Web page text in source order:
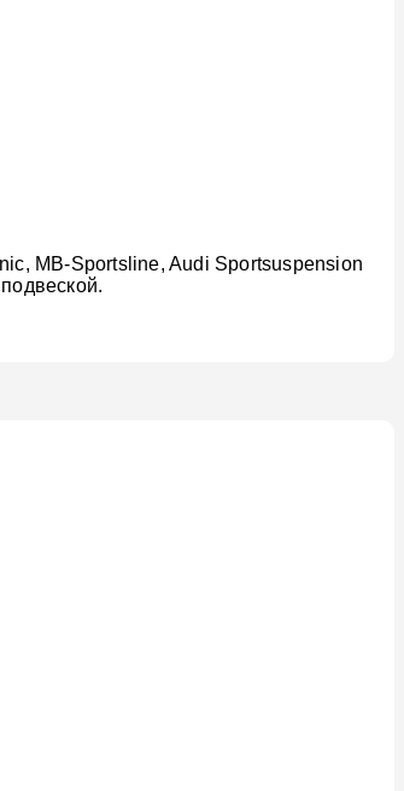
MB-Sportsline, Audi Sportsuspension